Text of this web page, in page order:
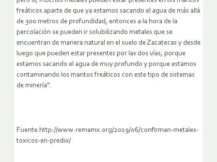
freáticos aparte de que ya estamos sacando el agua de más allá
de 300 metros de profundidad, entonces a la hora de la
percolación se pueden ir solubilizando metales que se
encuentran de manera natural en el suelo de Zacatecas y desde
luego que pueden estar presentes por las dos vías, porque
estamos sacando el agua de muy profundo y porque estamos
contaminando los mantos freáticos con este tipo de sistemas
de minería”.
Fuente:http://www.remamx.org/2019/06/confirman-metales-
toxicos-en-predio/